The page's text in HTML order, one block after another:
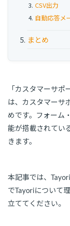
CSV出力
自動応答メ
まとめ
「カスタマーサ
は、カスタマーサ
めです。フォーム
能が搭載されてい
きます。
本記事では、
でTayoriについて
立ててください。